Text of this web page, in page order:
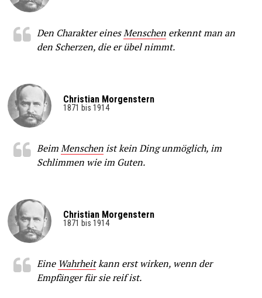
Den Charakter einesMenschenerkennt man an
den Scherzen, die er übel nimmt.
Christian Morgenstern
1871 bis 1914
BeimMenschenist kein Ding unmöglich, im
Schlimmen wie im Guten.
Christian Morgenstern
1871 bis 1914
Eine Wahrheitkann erst wirken, wenn der
Empfänger für sie reif ist.